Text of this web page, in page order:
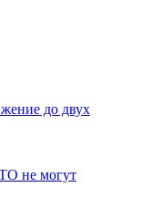
до двух
не могут